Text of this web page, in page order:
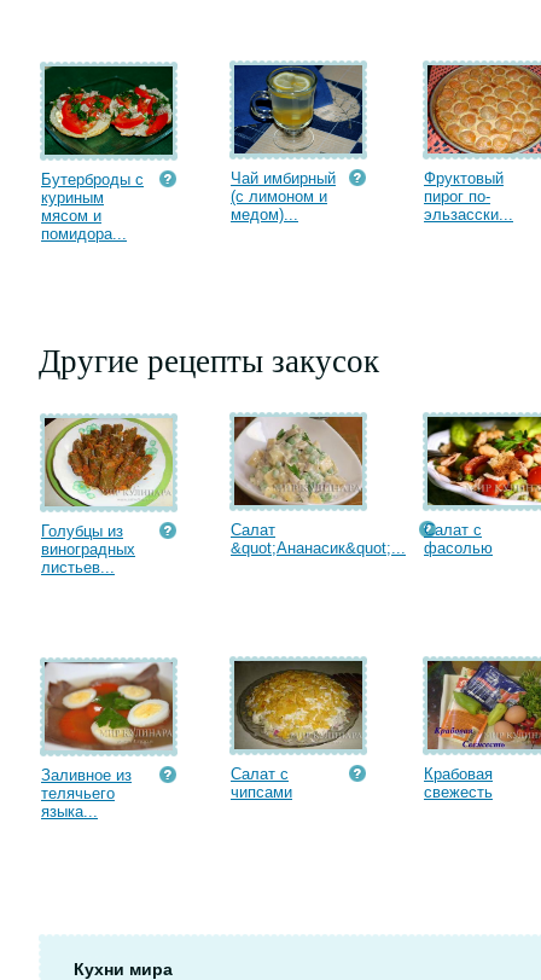
Бутерброды с
куриным
мясом и
помидора...
Чай имбирный
(с лимоном и
медом)...
Фруктовый
пирог по-
эльзасски...
Другие рецепты закусок
Голубцы из
виноградных
листьев...
Салат
&quot;Ананасик&quot;...
Салат с
фасолью
Заливное из
телячьего
языка...
Салат с
чипсами
Крабовая
cвежесть
Кухни мира